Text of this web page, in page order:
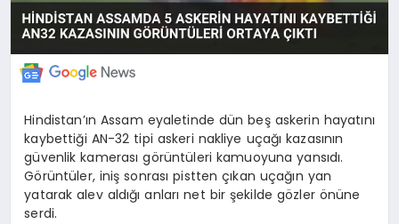
Hindistan’ın Assam eyaletinde dün beş askerin hayatını
kaybettiği AN-32 tipi askeri nakliye uçağı kazasının
güvenlik kamerası görüntüleri kamuoyuna yansıdı.
Görüntüler, iniş sonrası pistten çıkan uçağın yan
yatarak alev aldığı anları net bir şekilde gözler önüne
serdi.